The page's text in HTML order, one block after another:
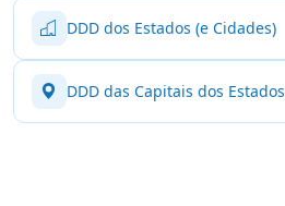
DDD dos Estados (e Cidades)
DDD das Capitais dos Estados